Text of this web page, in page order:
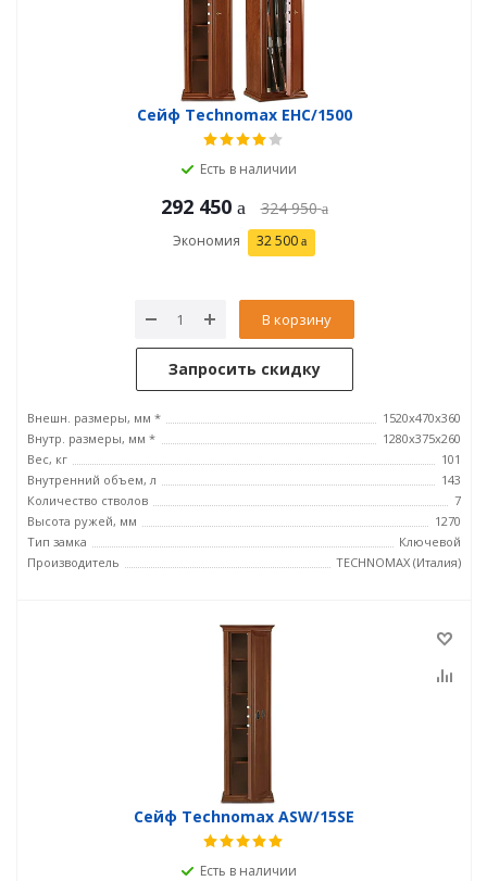
Сейф Technomax EHC/1500
Есть в наличии
292 450 324 950
Экономия 32 500
В корзину
Запросить скидку
Внешн. размеры, мм *
1520x470x360
Внутр. размеры, мм *
1280х375х260
Вес, кг
101
Внутренний объем, л
143
Количество стволов
7
Высота ружей, мм
1270
Тип замка
Ключевой
Производитель
TECHNOMAX (Италия)
Сейф Technomax ASW/15SE
Есть в наличии